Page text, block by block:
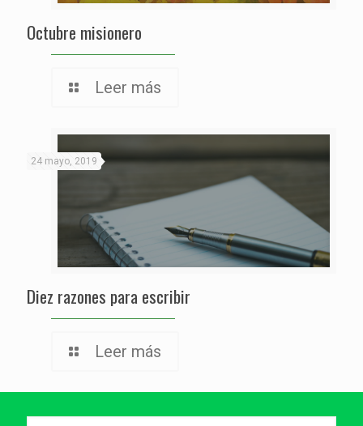
Octubre misionero
Leer más
24 mayo, 2019
Diez razones para escribir
Leer más